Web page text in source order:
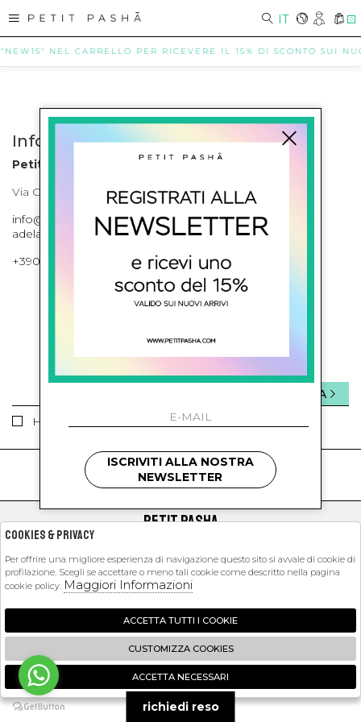
IT 0
NEL CARRELLO PER RICEVERE IL 15% DI SCONTO SUI
Info contatti
Petit Pasha
Via Cilea, 255 Napoli Corso Umberto I 301 Napoli
info@petitpasha.com, petitpasha@hotmail.it,
adelaide.petitpasha@hotmail.com
+39081643421 , +390812351280
ISCRIVITI ALLA NEWSLETTER
Ho letto ed accettato le condizioni sulla privacy.
INVIA
kids
PETIT PASHA
EXTRA
2026 Petit Pasha - P.iva : 09423341214 Powered by
Zucchetti
🍪
ISCRIVITI ALLA NOSTRA
NEWSLETTER
richiedi reso
Cookies & Privacy
Per offrire una migliore esperienza di navigazione questo sito si avvale di cookie di
profilazione. Scegli se accettare o meno tali cookie come descritto nella pagina
cookie policy. Maggiori Informazioni
ACCETTA TUTTI I COOKIE
CUSTOMIZZA COOKIES
ACCETTA NECESSARI